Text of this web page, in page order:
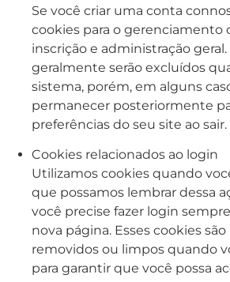
Se você criar uma conta
cookies para o gerenciamento
inscrição e administração geral.
geralmente serão excluídos
sistema, porém, em alguns
permanecer posteriormente
preferências do seu site ao sair.
Cookies relacionados ao login
Utilizamos cookies quando
que possamos lembrar dessa
você precise fazer login
nova página. Esses cookies
removidos ou limpos quando
para garantir que você possa